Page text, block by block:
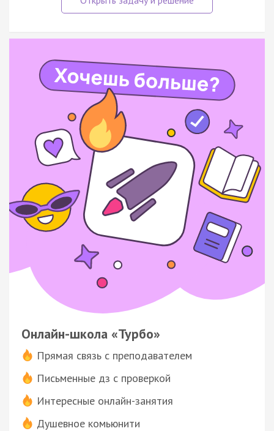
Онлайн-школа «Турбо»
Прямая связь с преподавателем
Письменные дз с проверкой
Интересные онлайн-занятия
Душевное комьюнити